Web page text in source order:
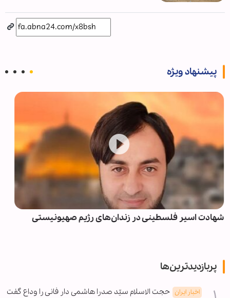
پیشنهاد ویژه
محدودیت‌های ترافیکی محورهای منتهی به مشهد و قم
پربازدیدترین‌ها
اخبار ایران حجت الاسلام سیّد صدرا هاشمی دار فانی را وداع گفت